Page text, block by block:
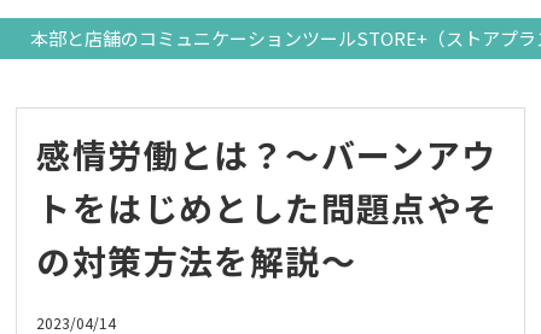
本部と店舗のコミュニケーションツールSTORE+（ストアプラ
感情労働とは？～バーンアウ
トをはじめとした問題点やそ
の対策方法を解説～
2023/04/14